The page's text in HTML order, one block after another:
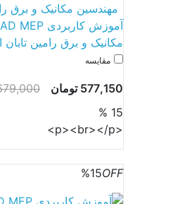
مکانیک و برق رامین تابان
مقایسه
577,150 تومان
679,000 تومان
15 %
%15OFF